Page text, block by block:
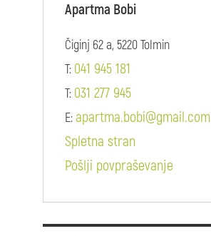
Apartma Bobi
Čiginj 62 a, 5220 Tolmin
T: 041 945 181
T: 031 277 945
E:apartma.bobi@gmail.com
Spletna stran
Pošlji povpraševanje